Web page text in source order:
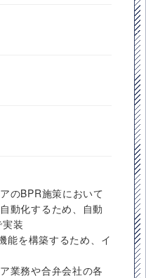
のBPR施策において
動化するため、自動
装
能を構築するため、イ
業務や合弁会社の各